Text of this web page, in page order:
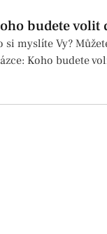
budete volit
si myslíte Vy?
Koho budete